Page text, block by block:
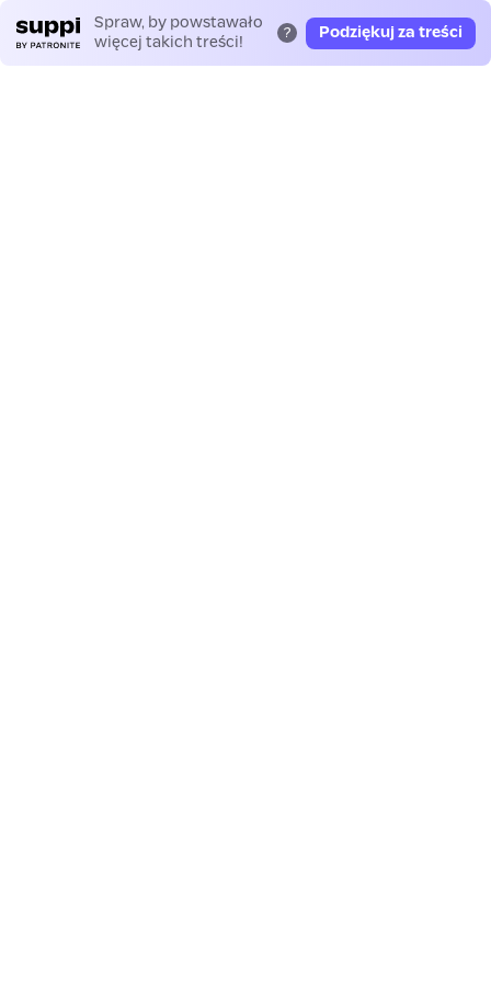
Spraw, by powstawało
więcej takich treści!
? Podziękuj za treści